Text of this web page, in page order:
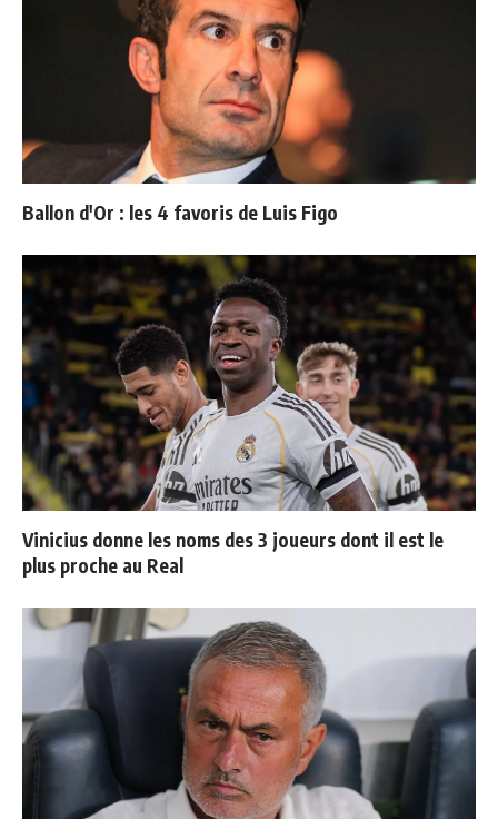
Ballon d'Or : les 4 favoris de Luis Figo
Vinicius donne les noms des 3 joueurs dont il est le
plus proche au Real